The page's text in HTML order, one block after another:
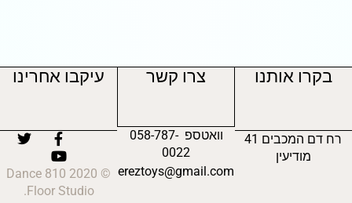
בקרו אותנו
רח דם המכבים 41
מודיעין
צרו קשר
וואטספ 058-787-
0022
ereztoys@gmail.com
עיקבו אחרינו
© 2020 810 Dance
Floor Studio.